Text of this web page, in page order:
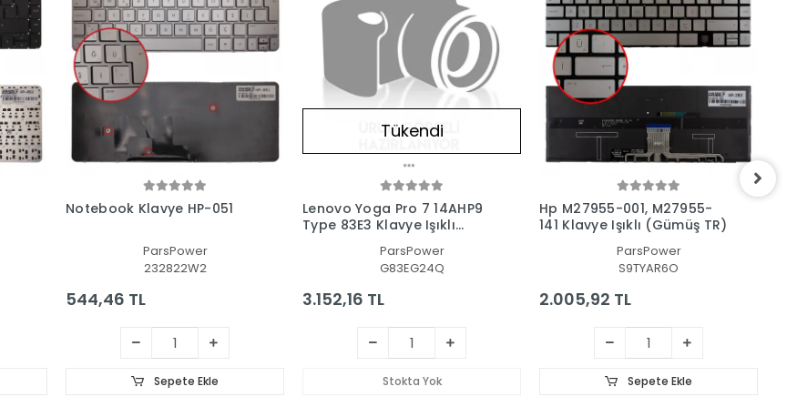
Notebook Klavye HP-051
ParsPower
232822W2
544,46 TL
Sepete Ekle
Tükendi
Lenovo Yoga Pro 7 14AHP9
Type 83E3 Klavye Işıklı
ParsPower
G83EG24Q
3.152,16 TL
Stokta Yok
Hp M27955-001, M27955-
141 Klavye Işıklı (Gümüş TR)
ParsPower
S9TYAR6O
2.005,92 TL
Sepete Ekle